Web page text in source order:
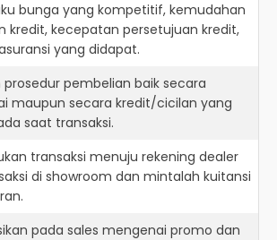
bunga yang kompetitif, kemudahan
kredit, kecepatan persetujuan kredit,
yang didapat.
prosedur pembelian baik secara
maupun secara kredit/cicilan yang
saat transaksi.
transaksi menuju rekening dealer
di showroom dan mintalah kuitansi
pada sales mengenai promo dan